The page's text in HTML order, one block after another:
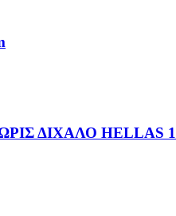
ΔΙΧΑΛΟ HELLAS